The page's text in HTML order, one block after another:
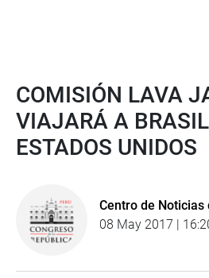
COMISIÓN LAVA
VIAJARÁ A
ESTADOS UNIDOS
Centro de Noticias
08 May 2017 |